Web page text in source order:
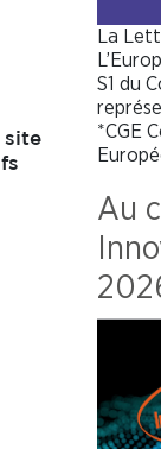
site
La
S1 du
*CGE
Au